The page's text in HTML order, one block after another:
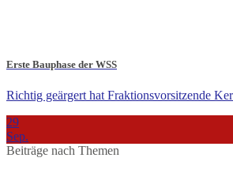
Erste Bauphase der WSS
Richtig geärgert hat Fraktionsvorsitzende
29
Sep.
Beiträge nach Themen